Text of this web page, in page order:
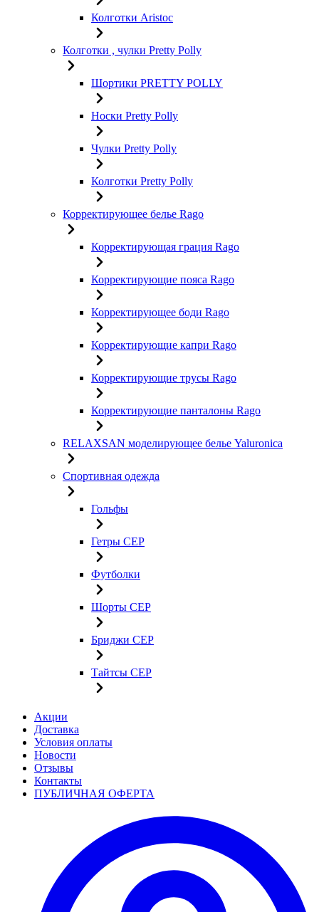
Колготки Aristoc
Колготки , чулки Pretty Polly
Шортики PRETTY POLLY
Носки Pretty Polly
Чулки Pretty Polly
Колготки Pretty Polly
Корректирующее белье Rago
Корректирующая грация Rago
Корректирующие пояса Rago
Корректирующее боди Rago
Корректирующие капри Rago
Корректирующие трусы Rago
Корректирующие панталоны Rago
RELAXSAN моделирующее белье Yaluroniсa
Спортивная одежда
Гольфы
Гетры CEP
Футболки
Шорты CEP
Бриджи CEP
Тайтсы CEP
Акции
Доставка
Условия оплаты
Новости
Отзывы
Контакты
ПУБЛИЧНАЯ ОФЕРТА